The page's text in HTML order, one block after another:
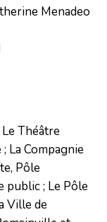
Menadeo
Théâtre
La Compagnie
Pôle
public ; Le Pôle
Ville de